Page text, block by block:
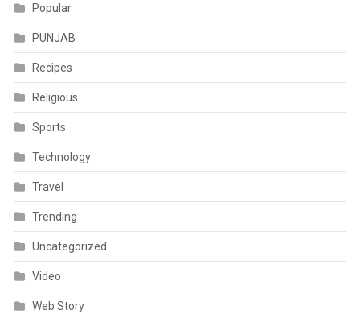
Popular
PUNJAB
Recipes
Religious
Sports
Technology
Travel
Trending
Uncategorized
Video
Web Story